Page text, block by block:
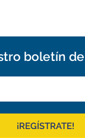
boletín
¡REGÍSTRATE!